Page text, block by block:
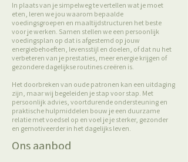
In plaats van je simpelweg te vertellen wat je moet
eten, leren we jou waarom bepaalde
voedingsgroepen en maaltijdstructuren het beste
voor je werken. Samen stellen we een persoonlijk
voedingsplan op dat is afgestemd op jouw
energiebehoeften, levensstijl en doelen, of dat nu het
verbeteren van je prestaties, meer energie krijgen of
gezondere dagelijkse routines creëren is.
Het doorbreken van oude patronen kan een uitdaging
zijn, maar wij begeleiden je stap voor stap. Met
persoonlijk advies, voortdurende ondersteuning en
praktische hulpmiddelen bouw je een duurzame
relatie met voedsel op en voel je je sterker, gezonder
en gemotiveerder in het dagelijks leven.
Ons aanbod